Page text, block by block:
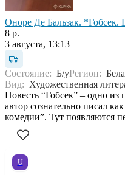
Оноре Де Бальзак. *Гобсек.
8 р.
3 августа, 13:13
Состояние: Б/уРегион:
Вид: Художественная
Повесть “Гобсек” – одно
автор сознательно писал
комедии”. Тут появляются
U